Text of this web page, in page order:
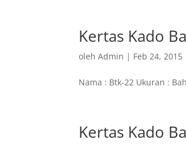
Kertas Kado
olehAdmin | Feb 24, 2015
Nama : Btk-22 Ukuran :
Kertas Kado